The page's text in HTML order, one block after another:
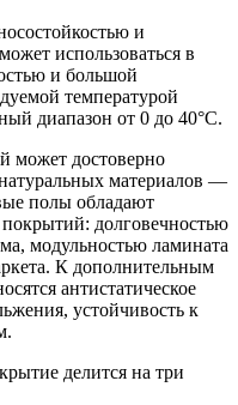
и
использоваться в
и большой
температурой
диапазон от 0 до 40°С.
может достоверно
материалов —
полы обладают
долговечностью
модульностью ламината
К дополнительным
антистатическое
устойчивость к
делится на три